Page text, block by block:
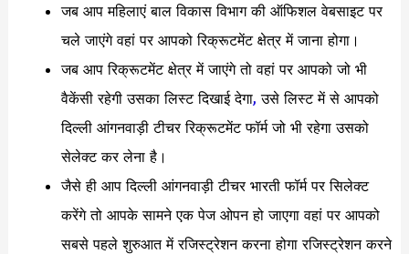
जब आप महिलाएं बाल विकास विभाग की ऑफिशल वेबसाइट पर
चले जाएंगे वहां पर आपको रिक्रूटमेंट क्षेत्र में जाना होगा।
जब आप रिक्रूटमेंट क्षेत्र में जाएंगे तो वहां पर आपको जो भी
वैकेंसी रहेगी उसका लिस्ट दिखाई देगा, उसे लिस्ट में से आपको
दिल्ली आंगनवाड़ी टीचर रिक्रूटमेंट फॉर्म जो भी रहेगा उसको
सेलेक्ट कर लेना है।
जैसे ही आप दिल्ली आंगनवाड़ी टीचर भारती फॉर्म पर सिलेक्ट
करेंगे तो आपके सामने एक पेज ओपन हो जाएगा वहां पर आपको
सबसे पहले शुरुआत में रजिस्ट्रेशन करना होगा रजिस्ट्रेशन करने